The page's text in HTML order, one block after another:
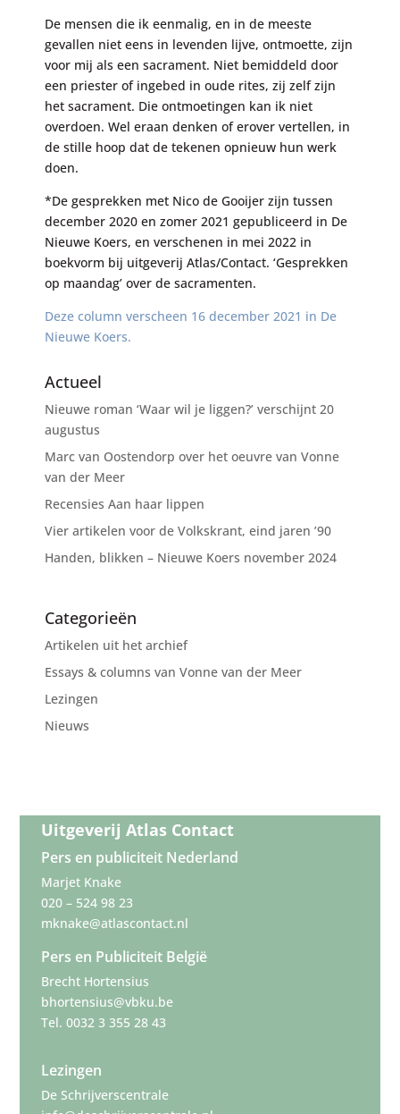
De mensen die ik eenmalig, en in de meeste
gevallen niet eens in levenden lijve, ontmoette, zijn
voor mij als een sacrament. Niet bemiddeld door
een priester of ingebed in oude rites, zij zelf zijn
het sacrament. Die ontmoetingen kan ik niet
overdoen. Wel eraan denken of erover vertellen, in
de stille hoop dat de tekenen opnieuw hun werk
doen.
*De gesprekken met Nico de Gooijer zijn tussen
december 2020 en zomer 2021 gepubliceerd in De
Nieuwe Koers, en verschenen in mei 2022 in
boekvorm bij uitgeverij Atlas/Contact. ‘Gesprekken
op maandag’ over de sacramenten.
Deze column verscheen 16 december 2021 in De
Nieuwe Koers.
Actueel
Nieuwe roman ‘Waar wil je liggen?’ verschijnt 20
augustus
Marc van Oostendorp over het oeuvre van Vonne
van der Meer
Recensies Aan haar lippen
Vier artikelen voor de Volkskrant, eind jaren ’90
Handen, blikken – Nieuwe Koers november 2024
Categorieën
Artikelen uit het archief
Essays & columns van Vonne van der Meer
Lezingen
Nieuws
Uitgeverij Atlas Contact
Pers en publiciteit Nederland
Marjet Knake
020 – 524 98 23
mknake@atlascontact.nl
Pers en Publiciteit België
Brecht Hortensius
bhortensius@vbku.be
Tel. 0032 3 355 28 43
Lezingen
De Schrijverscentrale